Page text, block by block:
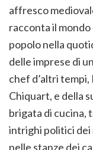
affresco
racconta il mondo
popolo nella
delle imprese di
chef d’altri
Chiquart, e della
brigata di cucina,
intrighi politici dei
nelle stanze dei